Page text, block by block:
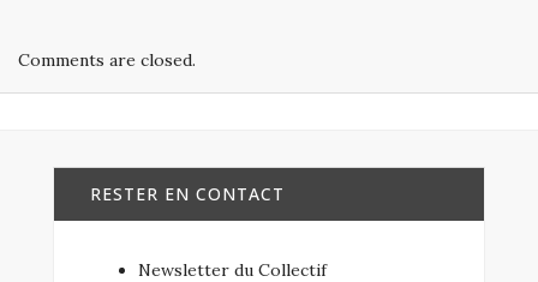
Comments are closed.
RESTER EN CONTACT
Newsletter du Collectif